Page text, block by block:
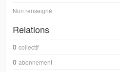
Non renseigné
Relations
0 collectif
0 abonnement